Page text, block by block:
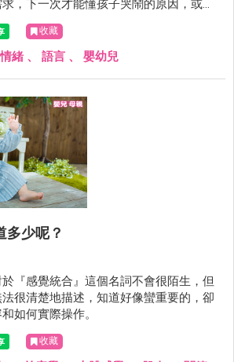
，下一次才能懂孩子哭鬧的原因，或是
收藏
情緒 、 語言 、 嬰幼兒
多少呢？
『感覺統合』這個名詞不會很陌生，但
很清楚地描述，知道好像蠻重要的，卻
如何實際操作。
收藏